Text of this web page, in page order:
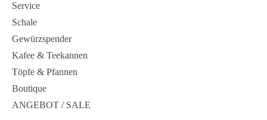
Service
Schale
Gewürzspender
Kafee & Teekannen
Töpfe & Pfannen
Boutique
ANGEBOT / SALE